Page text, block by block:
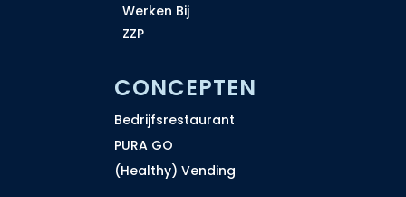
Werken Bij
ZZP
CONCEPTEN
Bedrijfsrestaurant
PURA GO
(Healthy) Vending